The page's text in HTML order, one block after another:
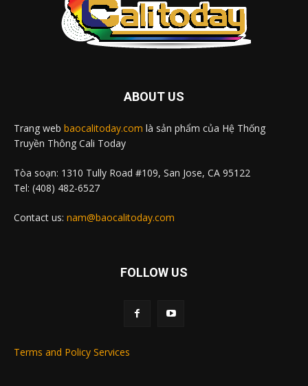
ABOUT US
Trang web baocalitoday.com là sản phẩm của Hệ Thống
Truyền Thông Cali Today
Tòa soạn: 1310 Tully Road #109, San Jose, CA 95122
Tel: (408) 482-6527
Contact us: nam@baocalitoday.com
FOLLOW US
Terms and Policy Services